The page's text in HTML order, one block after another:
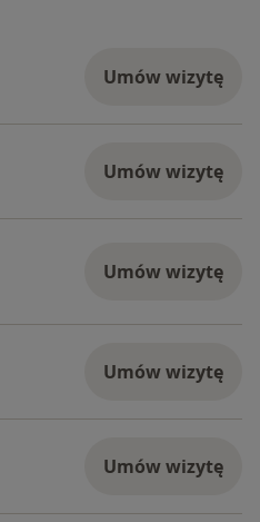
Umów wizytę
Umów wizytę
Umów wizytę
Umów wizytę
Umów wizytę